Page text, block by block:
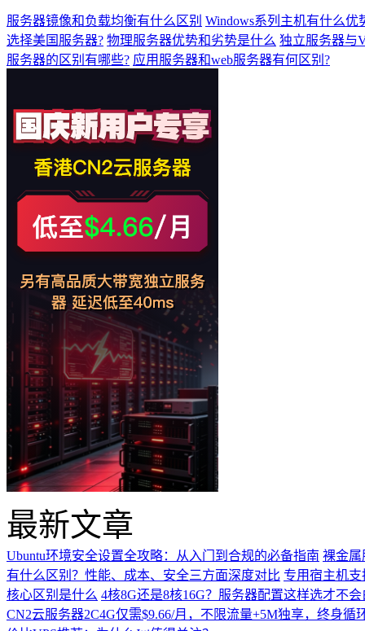
服务器镜像和负载均衡有什么区别 Windows系列主机有什么优
选择美国服务器? 物理服务器优势和劣势是什么 独立服务器与
服务器的区别有哪些? 应用服务器和web服务器有何区别?
最新文章
Ubuntu环境安全设置全攻略：从入门到合规的必备指南 裸金属
有什么区别？性能、成本、安全三方面深度对比 专用宿主机
核心区别是什么 4核8G还是8核16G？服务器配置这样选才不
CN2云服务器2C4G仅需$9.66/月，不限流量+5M独享，终身循